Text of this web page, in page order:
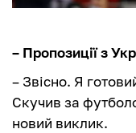
– Пропозиції з
– Звісно. Я
Скучив за
новий виклик.